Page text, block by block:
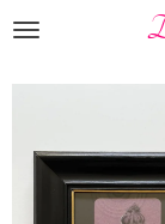
Ga
naar